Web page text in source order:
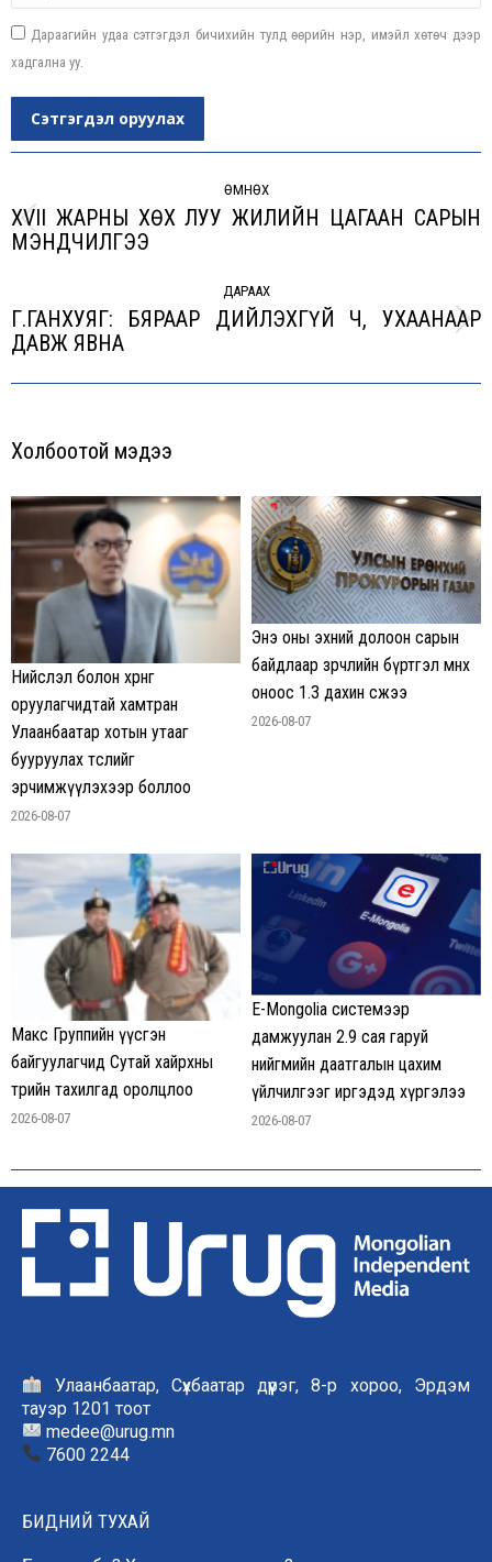
Дараагийн удаа сэтгэгдэл бичихийн тулд өөрийн нэр, имэйл хөтөч дээр
хадгална уу.
Сэтгэгдэл оруулах
ӨМНӨХ
Previous
XVII ЖАРНЫ ХӨХ ЛУУ ЖИЛИЙН ЦАГААН САРЫН
МЭНДЧИЛГЭЭ
ДАРААХ
Next
Г.ГАНХУЯГ: БЯРААР ДИЙЛЭХГҮЙ Ч, УХААНААР
ДАВЖ ЯВНА
Холбоотой мэдээ
Нийслэл болон хөрөнгө
оруулагчидтай хамтран
Улаанбаатар хотын утааг
бууруулах төслийг
эрчимжүүлэхээр боллоо
2026-08-07
Энэ оны эхний долоон сарын
байдлаар зөрчлийн бүртгэл өмнөх
оноос 1.3 дахин өсжээ
2026-08-07
Макс Группийн үүсгэн
байгуулагчид Сутай хайрхны
төрийн тахилгад оролцлоо
2026-08-07
E-Mongolia системээр
дамжуулан 2.9 сая гаруй
нийгмийн даатгалын цахим
үйлчилгээг иргэдэд хүргэлээ
2026-08-07
Улаанбаатар, Сүхбаатар дүүрэг, 8-р хороо, Эрдэм
тауэр 1201 тоот
medee@urug.mn
7600 2244
БИДНИЙ ТУХАЙ